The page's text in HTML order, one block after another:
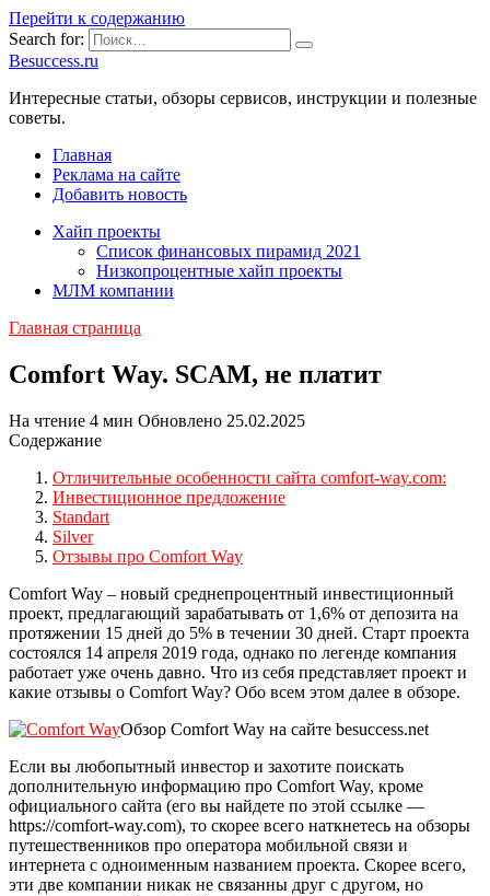
Перейти к содержанию
Search for:
Besuccess.ru
Интересные статьи, обзоры сервисов, инструкции и полезные
советы.
Главная
Реклама на сайте
Добавить новость
Хайп проекты
Список финансовых пирамид 2021
Низкопроцентные хайп проекты
МЛМ компании
Главная страница
Comfort Way. SCAM, не платит
На чтение 4 мин Обновлено 25.02.2025
Содержание
Отличительные особенности сайта comfort-way.com:
Инвестиционное предложение
Standart
Silver
Отзывы про Comfort Way
Comfort Way – новый среднепроцентный инвестиционный
проект, предлагающий зарабатывать от 1,6% от депозита на
протяжении 15 дней до 5% в течении 30 дней. Старт проекта
состоялся 14 апреля 2019 года, однако по легенде компания
работает уже очень давно. Что из себя представляет проект и
какие отзывы о Comfort Way? Обо всем этом далее в обзоре.
Обзор Comfort Way на сайте besuccess.net
Если вы любопытный инвестор и захотите поискать
дополнительную информацию про Comfort Way, кроме
официального сайта (его вы найдете по этой ссылке —
https://comfort-way.com), то скорее всего наткнетесь на обзоры
путешественников про оператора мобильной связи и
интернета с одноименным названием проекта. Скорее всего,
эти две компании никак не связанны друг с другом, но